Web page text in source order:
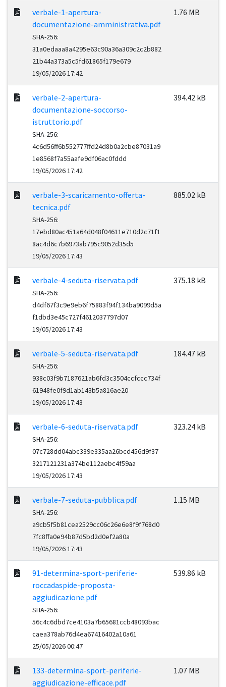
verbale-1-apertura-
documentazione-amministrativa.pdf
SHA-256:
31a0edaaa8a4295e63c90a36a309c2c2b882
21b44a373a5c5fd61865f179e679
19/05/2026 17:42
1.76 MB
verbale-2-apertura-
documentazione-soccorso-
istruttorio.pdf
SHA-256:
4c6d56ff6b552777ffd24d8b0a2cbe87031a9
1e8568f7a55aafe9df06ac0fddd
19/05/2026 17:42
394.42 kB
verbale-3-scaricamento-offerta-
tecnica.pdf
SHA-256:
17ebd80ac451a64d048f04611e710d2c71f1
8ac4d6c7b6973ab795c9052d35d5
19/05/2026 17:43
885.02 kB
verbale-4-seduta-riservata.pdf
SHA-256:
d4df67f3c9e9eb6f75883f94f134ba9099d5a
f1dbd3e45c727f4612037797d07
19/05/2026 17:43
375.18 kB
verbale-5-seduta-riservata.pdf
SHA-256:
938c03f9b7187621ab6fd3c3504ccfccc734f
61948fe0f9d1ab143b5a816ae20
19/05/2026 17:43
184.47 kB
verbale-6-seduta-riservata.pdf
SHA-256:
07c728dd04abc339e335aa26bcd456d9f37
3217121231a374be112aebc4f59aa
19/05/2026 17:43
323.24 kB
verbale-7-seduta-pubblica.pdf
SHA-256:
a9cb5f5b81cea2529cc06c26e6e8f9f768d0
7fc8ffa0e94b87d5bd2d0ef2a80a
19/05/2026 17:43
1.15 MB
91-determina-sport-periferie-
roccadaspide-proposta-
aggiudicazione.pdf
SHA-256:
56c4c6dbd7ce4103a7b65681ccb48093bac
caea378ab76d4ea67416402a10a61
25/05/2026 00:47
539.86 kB
133-determina-sport-periferie-
aggiudicazione-efficace.pdf
1.07 MB